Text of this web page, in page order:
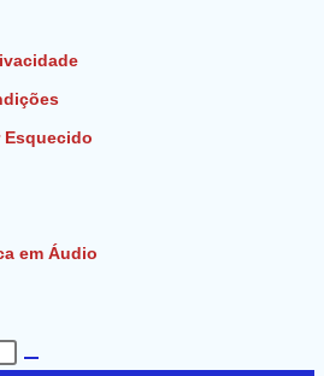
Esquecido
em Áudio